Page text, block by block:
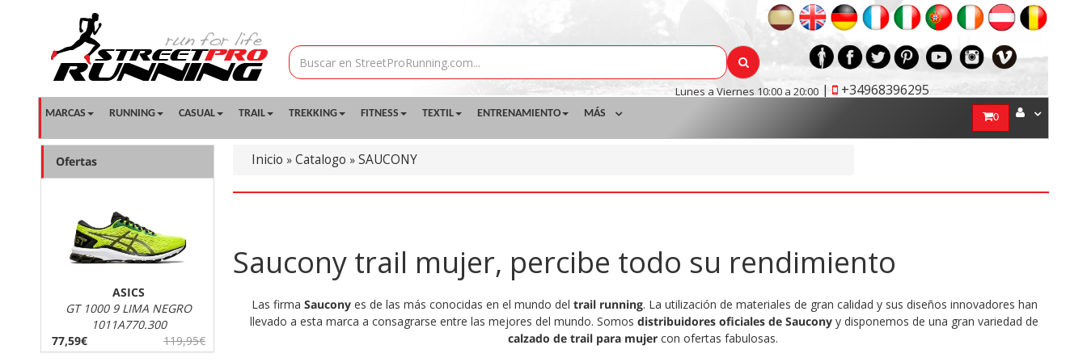
Lunes a Viernes 10:00 a 20:00 | +34968396295
MARCAS RUNNING CASUAL TRAIL TREKKING FITNESS TEXTIL ENTRENAMIENTO MÁS 0
Inicio » Catalogo » SAUCONY
Saucony trail mujer, percibe todo su rendimiento
Las firma Sauconyes de las más conocidas en el mundo del trail running. La utilización de materiales de gran calidad y sus diseños innovadores han
llevado a esta marca a consagrarse entre las mejores del mundo. Somos distribuidores oficiales de Saucony y disponemos de una gran variedad de
calzado de trail para mujer con ofertas fabulosas.
Ofertas
ASICS
GT 1000 9 LIMA NEGRO
1011A770.300
77,59€
119,95€